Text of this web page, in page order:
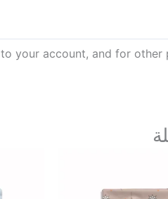
your account, and for other